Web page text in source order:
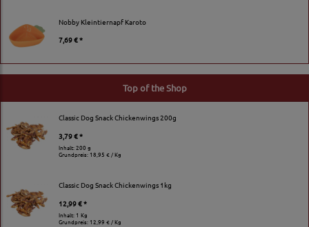
Nobby Kleintiernapf Karoto
7,69 € *
Top of the Shop
Classic Dog Snack Chickenwings 200g
3,79 € *
Inhalt: 200 g
Grundpreis:18,95 € / Kg
Classic Dog Snack Chickenwings 1kg
12,99 € *
Inhalt: 1 Kg
Grundpreis: 12,99 € / Kg